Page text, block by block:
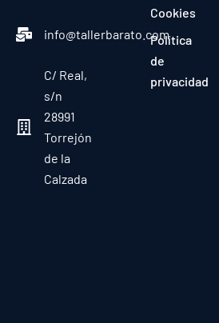
info@tallerbarato.com
C/ Real,
s/n
28991
Torrejón
de la
Calzada
Cookies
Política
de
privacidad